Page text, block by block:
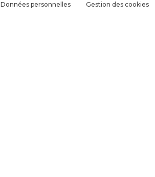
Données personnelles Gestion des cookies